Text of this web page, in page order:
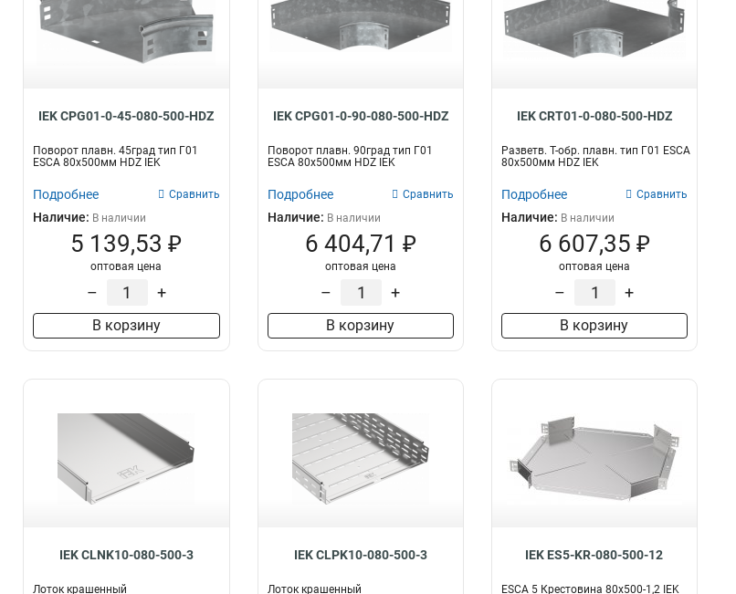
IEK CPG01-0-45-080-500-HDZ
Поворот плавн. 45град тип Г01
ESCA 80х500мм HDZ IEK
Подробнее Сравнить
Наличие: В наличии
5 139,53 ₽
оптовая цена
– +
В корзину
IEK CPG01-0-90-080-500-HDZ
Поворот плавн. 90град тип Г01
ESCA 80х500мм HDZ IEK
Подробнее Сравнить
Наличие: В наличии
6 404,71 ₽
оптовая цена
– +
В корзину
IEK CRT01-0-080-500-HDZ
Разветв. Т-обр. плавн. тип Г01 ESCA
80х500мм HDZ IEK
Подробнее Сравнить
Наличие: В наличии
6 607,35 ₽
оптовая цена
– +
В корзину
IEK CLNK10-080-500-3
Лоток крашенный
IEK CLPK10-080-500-3
Лоток крашенный
IEK ES5-KR-080-500-12
ESCA 5 Крестовина 80х500-1,2 IEK